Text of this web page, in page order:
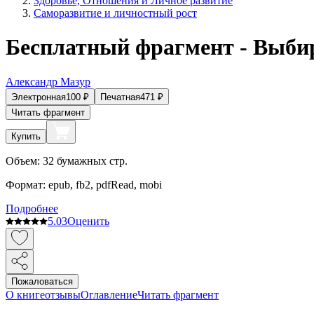
Саморазвитие и личностный рост
Бесплатный фрагмент -
Александр Мазур
Электронная100 ₽ Печатная471 ₽
Читать фрагмент
Купить
Объем: 32 бумажных стр.
Формат: epub, fb2, pdfRead, mobi
Подробнее
5.03Оценить
Пожаловаться
О книгеотзывыОглавлениеЧитать фрагмент